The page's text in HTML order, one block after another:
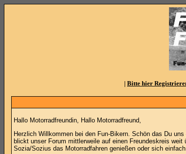
| Bitte hier
Hallo Motorradfreundin, Hallo Motorradfreund,
Herzlich Willkommen bei den Fun-Bikern. Schön das Du
blickt unser Forum mittlerweile auf einen Freundeskreis
Sozia/Sozius das Motorradfahren genießen oder sich